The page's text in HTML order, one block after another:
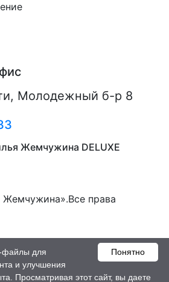
, Молодежный б-р 8
Жемчужина DELUXE
права
соглашение
Понятно
файлы для
и улучшения
Просматривая этот сайт, вы даете